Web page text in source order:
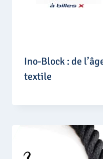
Ino-Block : de
textile